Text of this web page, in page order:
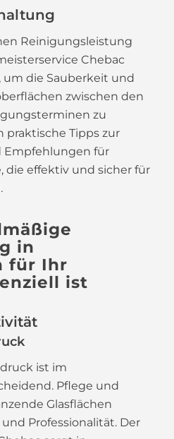
Reinigungsleistung
Chebac
um die Sauberkeit und
zwischen den
zu
praktische Tipps zur
Empfehlungen für
die effektiv und sicher für
in
für Ihr
ist
ist im
Pflege und
Glasflächen
Professionalität. Der